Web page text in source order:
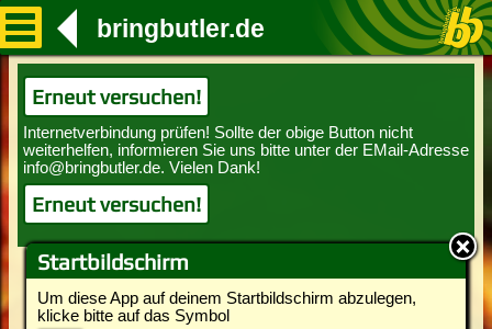
Startbildschirm
Um diese App auf deinem Startbildschirm abzulegen,
klicke bitte auf das Symbol
bringbutler.de
Erneut versuchen!
Erneut versuchen!